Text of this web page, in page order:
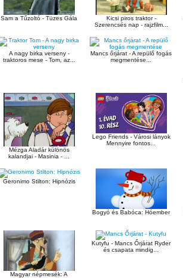
Sam a Tűzoltó - Tüzes Gála
Kicsi piros traktor -
Szerencsés nap - rajzfilm...
A nagy birka verseny -
traktoros mese - Tom, az...
Mancs őrjárat - A repülő fogás
megmentése...
Mézga Aladár különös
kalandjai - Masinia - ...
Lego Friends - Városi lányok
Mennyire fontos...
Geronimo Stilton: Hipnózis
Bogyó és Babóca: Hóember
Magyar népmesék: A
Kutyfu - Mancs Őrjárat Ryder
és csapata mindig...